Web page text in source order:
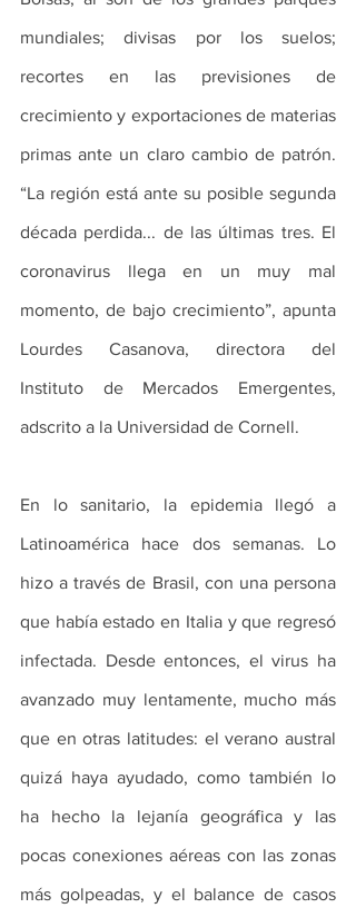
mundiales; divisas por los suelos;
recortes en las previsiones de
crecimiento y exportaciones de materias
primas ante un claro cambio de patrón.
“La región está ante su posible segunda
década perdida... de las últimas tres. El
coronavirus llega en un muy mal
momento, de bajo crecimiento”, apunta
Lourdes Casanova, directora del
Instituto de Mercados Emergentes,
adscrito a la Universidad de Cornell.
En lo sanitario, la epidemia llegó a
Latinoamérica hace dos semanas. Lo
hizo a través de Brasil, con una persona
que había estado en Italia y que regresó
infectada. Desde entonces, el virus ha
avanzado muy lentamente, mucho más
que en otras latitudes: el verano austral
quizá haya ayudado, como también lo
ha hecho la lejanía geográfica y las
pocas conexiones aéreas con las zonas
más golpeadas, y el balance de casos